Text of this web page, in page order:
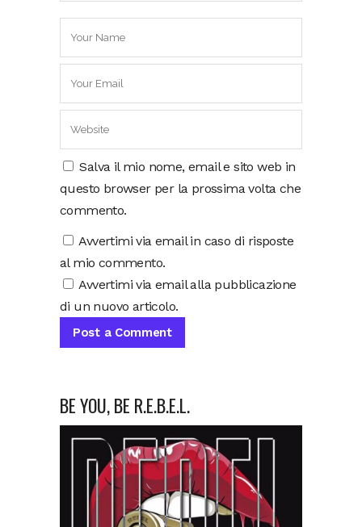
Salva il mio nome, email e sito web in
questo browser per la prossima volta che
commento.
Avvertimi via email in caso di risposte
al mio commento.
Avvertimi via email alla pubblicazione
di un nuovo articolo.
BE YOU, BE R.E.B.E.L.